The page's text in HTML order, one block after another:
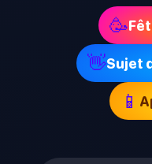
🥳
👋Sujet
📱